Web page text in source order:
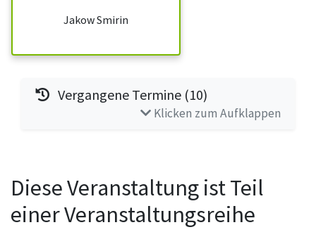
Jakow Smirin
Vergangene Termine (10)
Klicken zum Aufklappen
Diese Veranstaltung ist Teil
einer Veranstaltungsreihe